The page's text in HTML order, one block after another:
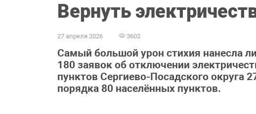
Вернуть
27 апреля 2026 3602
Самый большой урон стихия нанесла
180 заявок об отключении
пунктов Сергиево-Посадского округа
порядка 80 населённых пунктов.